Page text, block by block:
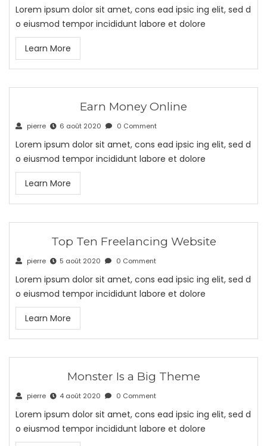
Lorem ipsum dolor sit amet, cons ead ipsic ing elit, sed d
o eiusmod tempor incididunt labore et dolore
Learn More
Earn Money Online
pierre 6 août 2020 0 Comment
Lorem ipsum dolor sit amet, cons ead ipsic ing elit, sed d
o eiusmod tempor incididunt labore et dolore
Learn More
Top Ten Freelancing Website
pierre 5 août 2020 0 Comment
Lorem ipsum dolor sit amet, cons ead ipsic ing elit, sed d
o eiusmod tempor incididunt labore et dolore
Learn More
Monster Is a Big Theme
pierre 4 août 2020 0 Comment
Lorem ipsum dolor sit amet, cons ead ipsic ing elit, sed d
o eiusmod tempor incididunt labore et dolore